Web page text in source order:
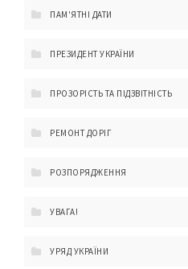
ПАМ'ЯТНІ ДАТИ
ПРЕЗИДЕНТ УКРАЇНИ
ПРОЗОРІСТЬ ТА ПІДЗВІТНІСТЬ
РЕМОНТ ДОРІГ
РОЗПОРЯДЖЕННЯ
УВАГА!
УРЯД УКРАЇНИ